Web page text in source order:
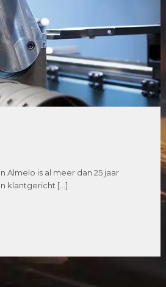
Almelo is al meer dan 25 jaar
klantgericht […]